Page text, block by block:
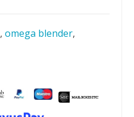
, omega blender,